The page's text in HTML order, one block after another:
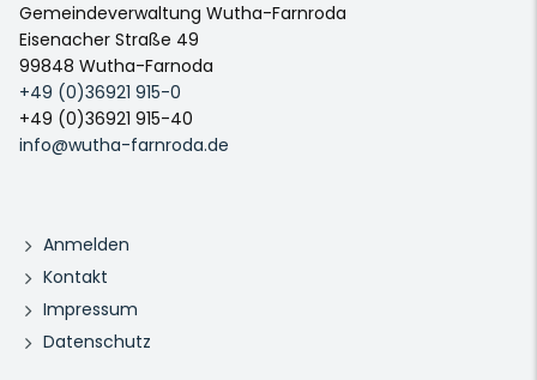
Gemeindeverwaltung Wutha-Farnroda
Eisenacher Straße 49
99848 Wutha-Farnoda
+49 (0)36921 915-0
+49 (0)36921 915-40
info@wutha-farnroda.de
Anmelden
Kontakt
Impressum
Datenschutz